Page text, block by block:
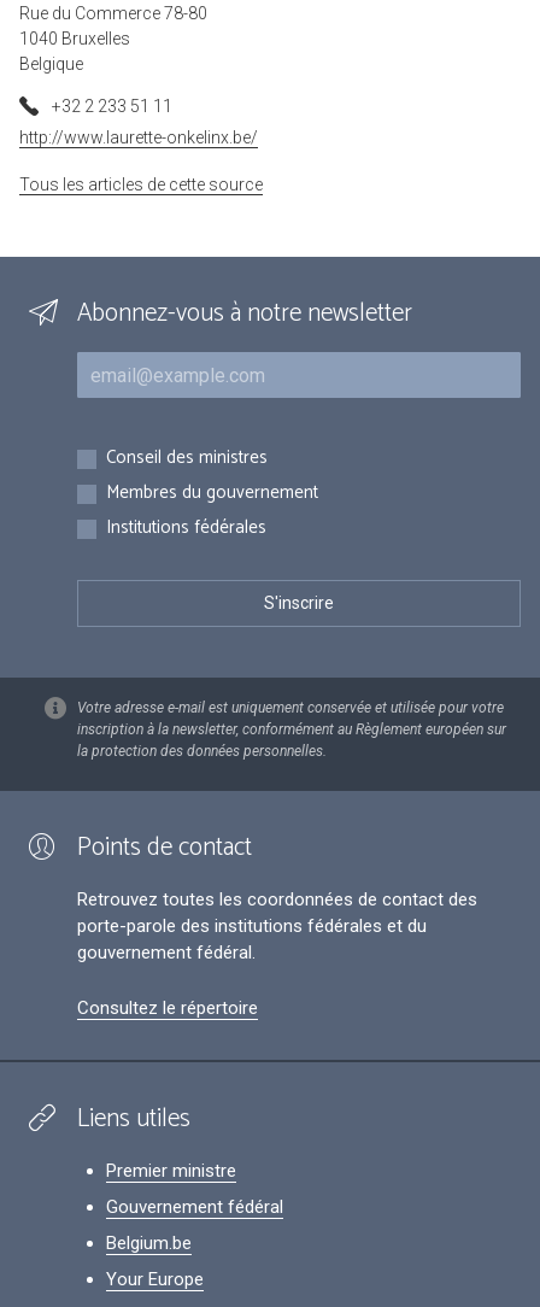
Rue du Commerce 78-80
1040 Bruxelles
Belgique
+32 2 233 51 11
http://www.laurette-onkelinx.be/
Tous les articles de cette source
Abonnez-vous à notre newsletter
Courriel
Inscriptions
Conseil des ministres
Membres du gouvernement
Institutions fédérales
Votre adresse e-mail est uniquement conservée et utilisée pour votre
inscription à la newsletter, conformément au Règlement européen sur
la protection des données personnelles.
Points de contact
Retrouvez toutes les coordonnées de contact des
porte-parole des institutions fédérales et du
gouvernement fédéral.
Consultez le répertoire
Liens utiles
Premier ministre
Gouvernement fédéral
Belgium.be
Your Europe